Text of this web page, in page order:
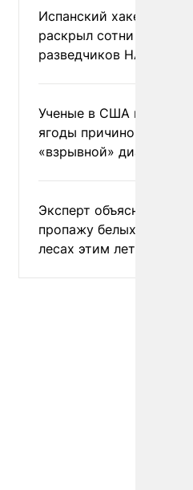
Испанский хакер Хиль
раскрыл сотни
разведчиков НАТО и
Ученые в США назвали
ягоды причиной
«взрывной» диареи
Эксперт объяснил
пропажу белых грибов
лесах этим летом